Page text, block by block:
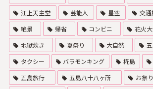
江上天主堂
芸能人 星空 交通
絶景
帰省 コンビニ 花火
地獄炊き
夏祭り 大自然
タクシー
バラモンキング 椛島
五島旅行
五島八十八ヶ所 お祭り